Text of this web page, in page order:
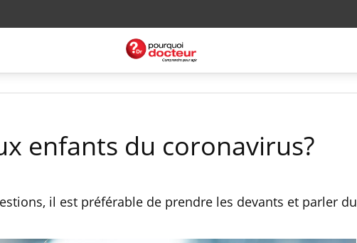
enfants du coronavirus?
il est préférable de prendre les devants et parler du